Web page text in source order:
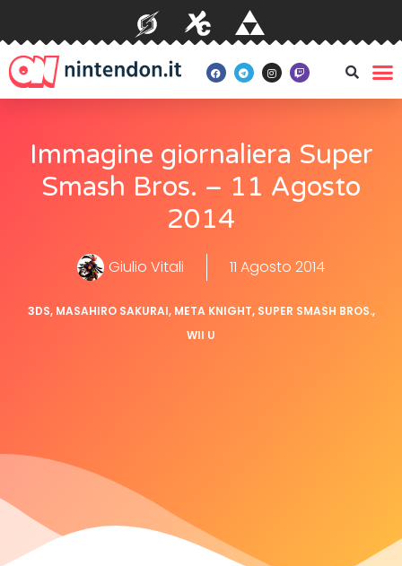
Immagine giornaliera Super
Smash Bros. – 11 Agosto
2014
Giulio Vitali 11 Agosto 2014
3DS, MASAHIRO SAKURAI, META KNIGHT, SUPER SMASH BROS.,
WII U